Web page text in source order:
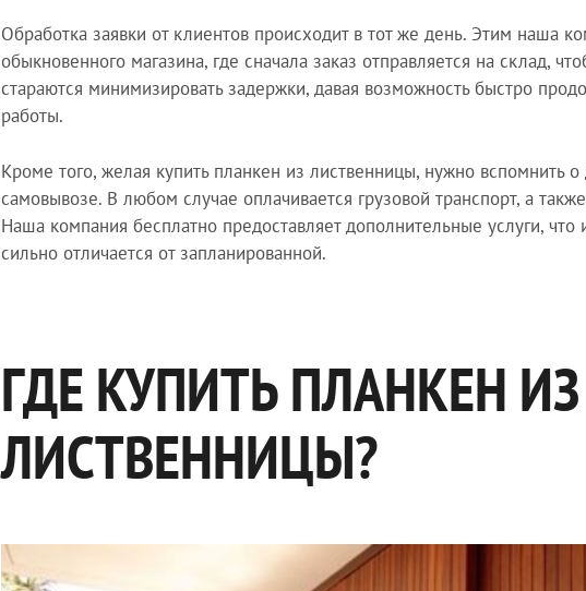
Обработка заявки от клиентов происходит в тот же день. Этим наша
обыкновенного магазина, где сначала заказ отправляется на склад,
стараются минимизировать задержки, давая возможность быстро
работы.
Кроме того, желая купить планкен из лиственницы, нужно вспомнить
самовывозе. В любом случае оплачивается грузовой транспорт, а
Наша компания бесплатно предоставляет дополнительные услуги,
сильно отличается от запланированной.
ГДЕ КУПИТЬ ПЛАНКЕН ИЗ
ЛИСТВЕННИЦЫ?